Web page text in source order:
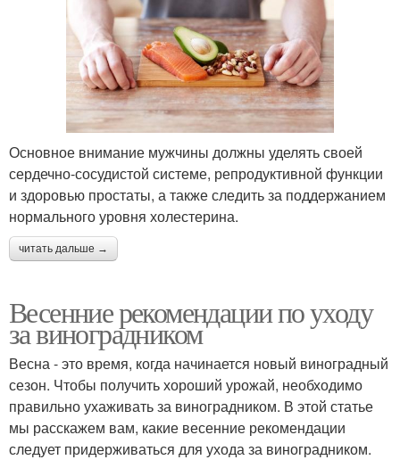
Основное внимание мужчины должны уделять своей
сердечно-сосудистой системе, репродуктивной функции
и здоровью простаты, а также следить за поддержанием
нормального уровня холестерина.
читать дальше →
Весенние рекомендации по уходу
за виноградником
Весна - это время, когда начинается новый виноградный
сезон. Чтобы получить хороший урожай, необходимо
правильно ухаживать за виноградником. В этой статье
мы расскажем вам, какие весенние рекомендации
следует придерживаться для ухода за виноградником.